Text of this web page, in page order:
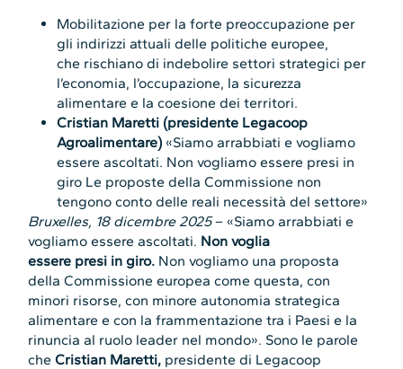
Mobilitazione per la forte preoccupazione per
gli indirizzi attuali delle politiche europee,
che rischiano di indebolire settori strategici per
l’economia, l’occupazione, la sicurezza
alimentare e la coesione dei territori.
Cristian Maretti (presidente Legacoop
Agroalimentare)«Siamo arrabbiati e vogliamo
essere ascoltati. Non vogliamo essere presi in
giro Le proposte della Commissione non
tengono conto delle reali necessità del settore»
Bruxelles, 18 dicembre 2025– «Siamo arrabbiati e
vogliamo essere ascoltati. Non voglia
essere presi in giro. Non vogliamo una proposta
della Commissione europea come questa, con
minori risorse, con minore autonomia strategica
alimentare e con la frammentazione tra i Paesi e la
rinuncia al ruolo leader nel mondo». Sono le parole
cheCristian Maretti, presidente di Legacoop